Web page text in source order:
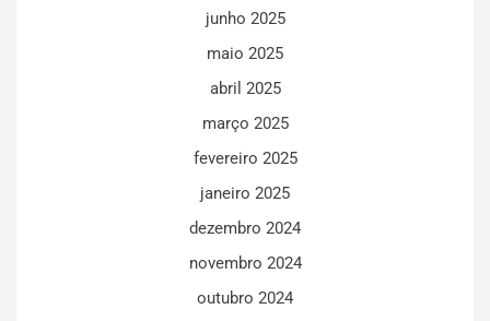
junho 2025
maio 2025
abril 2025
março 2025
fevereiro 2025
janeiro 2025
dezembro 2024
novembro 2024
outubro 2024